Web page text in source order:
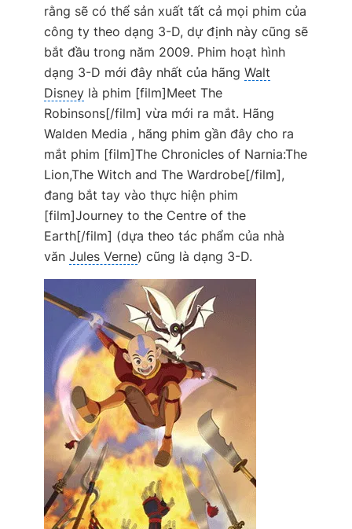
rằng sẽ có thể sản xuất tất cả mọi phim của
công ty theo dạng 3-D, dự định này cũng sẽ
bắt đầu trong năm 2009. Phim hoạt hình
dạng 3-D mới đây nhất của hãng Walt
Disney là phim [film]Meet The
Robinsons[/film] vừa mới ra mắt. Hãng
Walden Media , hãng phim gần đây cho ra
mắt phim [film]The Chronicles of Narnia:The
Lion,The Witch and The Wardrobe[/film],
đang bắt tay vào thực hiện phim
[film]Journey to the Centre of the
Earth[/film] (dựa theo tác phẩm của nhà
văn Jules Verne) cũng là dạng 3-D.